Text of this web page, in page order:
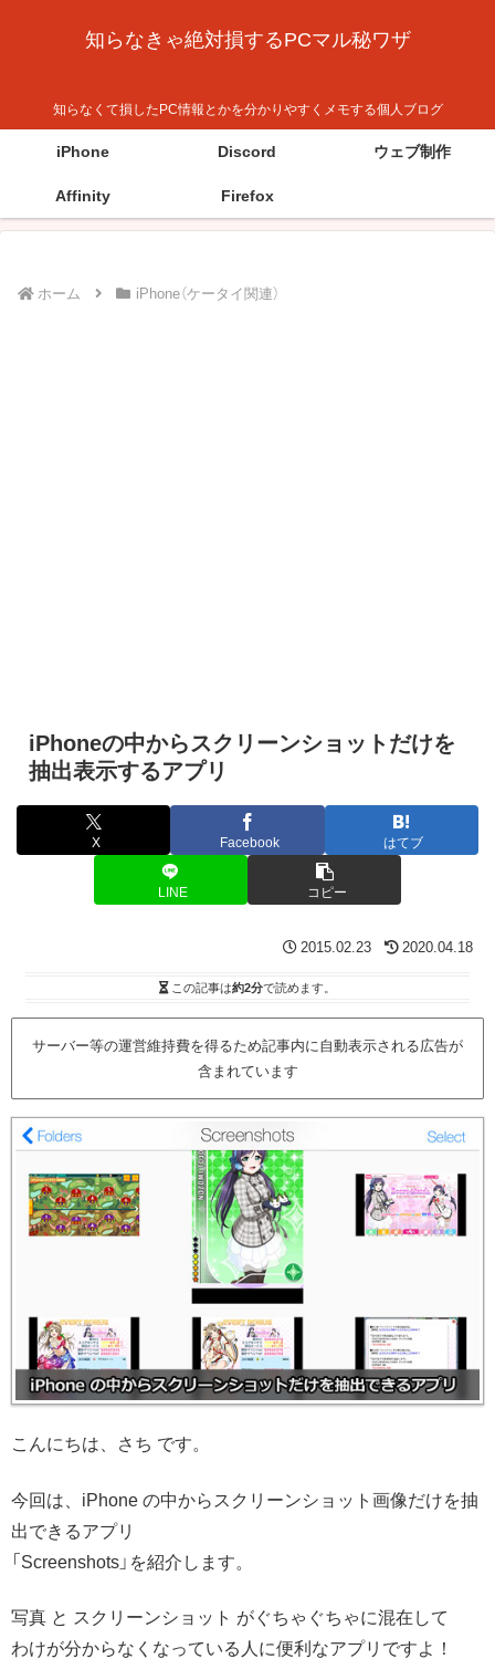
知らなきゃ絶対損するPCマル秘ワザ
知らなくて損したPC情報とかを分かりやすくメモする個人ブログ
iPhone Discord ウェブ制作
Affinity Firefox
ホーム iPhone（ケータイ関連）
iPhoneの中からスクリーンショットだけを
抽出表示するアプリ
X Facebook はてブ
LINE コピー
2015.02.23 2020.04.18
この記事は約2分で読めます。
サーバー等の運営維持費を得るため記事内に自動表示される広告が
含まれています
こんにちは、さち です。
今回は、iPhone の中からスクリーンショット画像だけを抽
出できるアプリ
「Screenshots」を紹介します。
写真 と スクリーンショット がぐちゃぐちゃに混在して
わけが分からなくなっている人に便利なアプリですよ！